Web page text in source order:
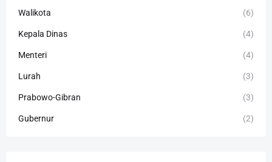
Walikota (6)
Kepala Dinas (4)
Menteri (4)
Lurah (3)
Prabowo-Gibran (3)
Gubernur (2)